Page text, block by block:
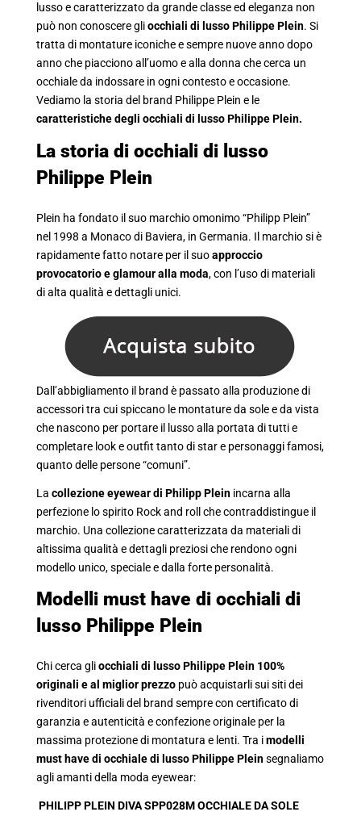
lusso e caratterizzato da grande classe ed eleganza non
può non conoscere gliocchiali di lusso Philippe Plein. Si
tratta di montature iconiche e sempre nuove anno dopo
anno che piacciono all’uomo e alla donna che cerca un
occhiale da indossare in ogni contesto e occasione.
Vediamo la storia del brand Philippe Plein e le
caratteristiche degli occhiali di lusso Philippe Plein.
La storia di occhiali di lusso
Philippe Plein
Plein ha fondato il suo marchio omonimo “Philipp Plein”
nel 1998 a Monaco di Baviera, in Germania. Il marchio si è
rapidamente fatto notare per il suoapproccio
provocatorio e glamour alla moda, con l’uso di materiali
di alta qualità e dettagli unici.
Dall’abbigliamento il brand è passato alla produzione di
accessori tra cui spiccano le montature da sole e da vista
che nascono per portare il lusso alla portata di tutti e
completare look e outfit tanto di star e personaggi famosi,
quanto delle persone “comuni”.
La collezione eyewear di Philipp Plein incarna alla
perfezione lo spirito Rock and roll che contraddistingue il
marchio. Una collezione caratterizzata da materiali di
altissima qualità e dettagli preziosi che rendono ogni
modello unico, speciale e dalla forte personalità.
Modelli must have di occhiali di
lusso Philippe Plein
Chi cerca gliocchiali di lusso Philippe Plein 100%
originali e al miglior prezzo può acquistarli sui siti dei
rivenditori ufficiali del brand sempre con certificato di
garanzia e autenticità e confezione originale per la
massima protezione di montatura e lenti. Tra imodelli
must have di occhiale di lusso Philippe Pleinsegnaliamo
agli amanti della moda eyewear:
PHILIPP PLEIN DIVA SPP028M OCCHIALE DA SOLE